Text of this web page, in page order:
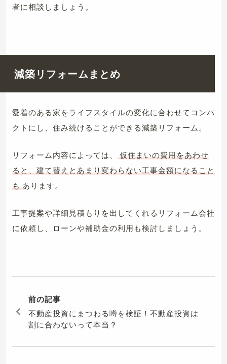
者に相談しましょう。
減築リフォームまとめ
愛着のある家をライフスタイルの変化に合わせてコンパ
クトにし、住み続けることができる減築リフォーム。
リフォーム内容によっては、
仮住まいの費用をあわせ
ると、建て替えとあまり変わらない工事金額になること
も あります。
工事提案や詳細見積もりを出してくれるリフォーム会社
に依頼し、ローンや補助金の利用も検討しましょう。
前の記事
不動産投資にまつわる噂を検証！不動産投資は
割に合わないって本当？